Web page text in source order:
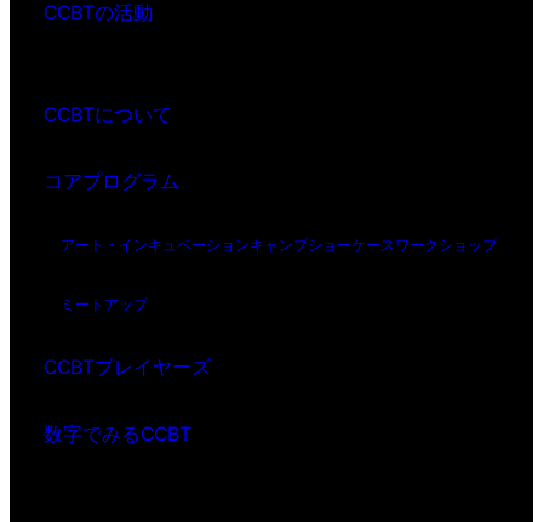
CCBTの活動
CCBTについて
コアプログラム
アート・インキュベーションキャンプショーケースワークショップ
ミートアップ
CCBTプレイヤーズ
数字でみるCCBT